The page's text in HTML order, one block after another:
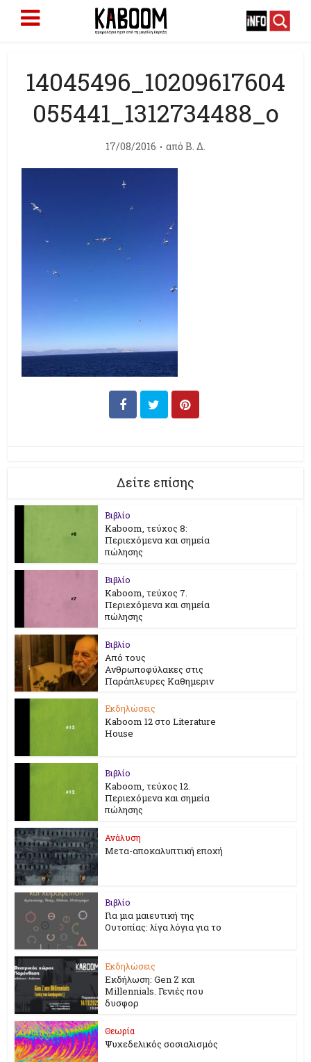
14045496_10209617604
055441_1312734488_o
17/08/2016 από Β. Δ.
Δείτε επίσης
Βιβλίο
Kaboom, τεύχος 8:
Περιεχόμενα και σημεία
πώλησης
Βιβλίο
Kaboom, τεύχος 7.
Περιεχόμενα και σημεία
πώλησης
Βιβλίο
Από τους
Ανθρωποφύλακες στις
Παράπλευρες Καθημεριν
Εκδηλώσεις
Kaboom 12 στο Literature
House
Βιβλίο
Kaboom, τεύχος 12.
Περιεχόμενα και σημεία
πώλησης
Ανάλυση
Μετα-αποκαλυπτική εποχή
Βιβλίο
Για μια μαιευτική της
Ουτοπίας: λίγα λόγια για το
Εκδηλώσεις
Εκδήλωση: Gen Z και
Millennials. Γενιές που
δυσφορ
Θεωρία
Ψυχεδελικός σοσιαλισμός